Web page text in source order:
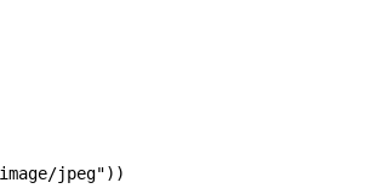
jpeg"))